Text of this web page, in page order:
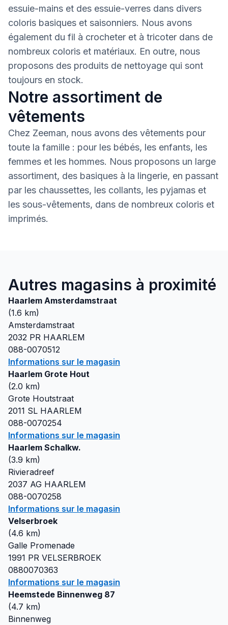
essuie-mains et des essuie-verres dans divers
coloris basiques et saisonniers. Nous avons
également du fil à crocheter et à tricoter dans de
nombreux coloris et matériaux. En outre, nous
proposons des produits de nettoyage qui sont
toujours en stock.
Notre assortiment de
vêtements
Chez Zeeman, nous avons des vêtements pour
toute la famille : pour les bébés, les enfants, les
femmes et les hommes. Nous proposons un large
assortiment, des basiques à la lingerie, en passant
par les chaussettes, les collants, les pyjamas et
les sous-vêtements, dans de nombreux coloris et
imprimés.
Autres magasins à proximité
Haarlem Amsterdamstraat
(1.6 km)
Amsterdamstraat
2032 PR HAARLEM
088-0070512
Informations sur le magasin
Haarlem Grote Hout
(2.0 km)
Grote Houtstraat
2011 SL HAARLEM
088-0070254
Informations sur le magasin
Haarlem Schalkw.
(3.9 km)
Rivieradreef
2037 AG HAARLEM
088-0070258
Informations sur le magasin
Velserbroek
(4.6 km)
Galle Promenade
1991 PR VELSERBROEK
0880070363
Informations sur le magasin
Heemstede Binnenweg 87
(4.7 km)
Binnenweg